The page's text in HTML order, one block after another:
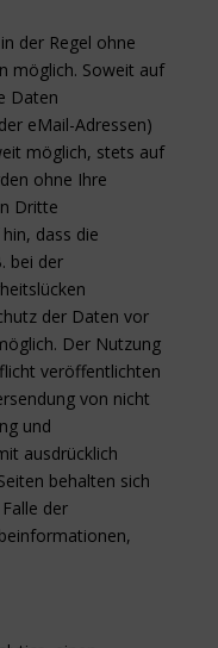
der Regel ohne
möglich. Soweit auf
Daten
eMail-Adressen)
möglich, stets auf
ohne Ihre
Dritte
dass die
bei der
der Daten vor
Der Nutzung
veröffentlichten
von nicht
und
ausdrücklich
behalten sich
der